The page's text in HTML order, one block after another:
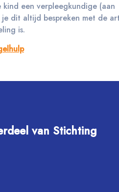
een verpleegkundige (aan
dit altijd bespreken met de
is.
van Stichting